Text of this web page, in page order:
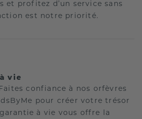
et profitez d’un service sans
est notre priorité.
vie
confiance à nos orfèvres
pour créer votre trésor
à vie vous offre la